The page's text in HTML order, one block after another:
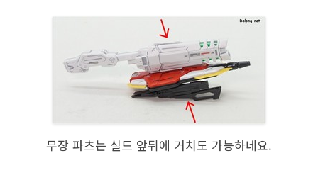
무장 파츠는 실드 앞뒤에 거치도 가능하네요.